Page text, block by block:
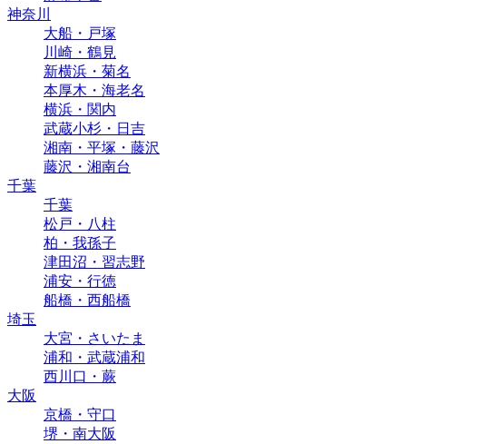
神奈川
大船・戸塚
川崎・鶴見
新横浜・菊名
本厚木・海老名
横浜・関内
武蔵小杉・日吉
湘南・平塚・藤沢
藤沢・湘南台
千葉
千葉
松戸・八柱
柏・我孫子
津田沼・習志野
浦安・行徳
船橋・西船橋
埼玉
大宮・さいたま
浦和・武蔵浦和
西川口・蕨
大阪
京橋・守口
堺・南大阪